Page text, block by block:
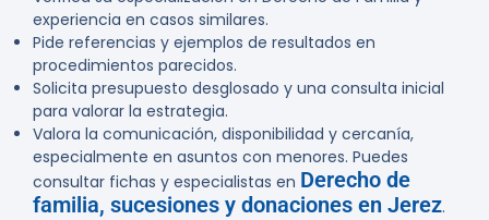
experiencia en casos similares.
Pide referencias y ejemplos de resultados en
procedimientos parecidos.
Solicita presupuesto desglosado y una consulta inicial
para valorar la estrategia.
Valora la comunicación, disponibilidad y cercanía,
especialmente en asuntos con menores. Puedes
consultar fichas y especialistas en Derecho de
familia, sucesiones y donaciones en Jerez.